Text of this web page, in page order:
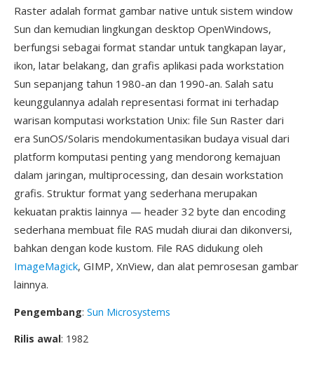
Raster adalah format gambar native untuk sistem window
Sun dan kemudian lingkungan desktop OpenWindows,
berfungsi sebagai format standar untuk tangkapan layar,
ikon, latar belakang, dan grafis aplikasi pada workstation
Sun sepanjang tahun 1980-an dan 1990-an. Salah satu
keunggulannya adalah representasi format ini terhadap
warisan komputasi workstation Unix: file Sun Raster dari
era SunOS/Solaris mendokumentasikan budaya visual dari
platform komputasi penting yang mendorong kemajuan
dalam jaringan, multiprocessing, dan desain workstation
grafis. Struktur format yang sederhana merupakan
kekuatan praktis lainnya — header 32 byte dan encoding
sederhana membuat file RAS mudah diurai dan dikonversi,
bahkan dengan kode kustom. File RAS didukung oleh
ImageMagick, GIMP, XnView, dan alat pemrosesan gambar
lainnya.
Pengembang: Sun Microsystems
Rilis awal: 1982